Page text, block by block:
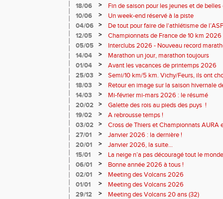
18/06 >
Fin de saison pour les jeunes et de
10/06
>
Un week-end réservé à la piste
04/06
>
De tout pour faire de l'athlétisme de
monde souriant
12/05 >
Championnats de France de 10 km
Soirées piste
05/05 >
Interclubs 2026 - Nouveau record
résultats
14/04 >
Marathon un jour, marathon toujours
01/04
>
Avant les vacances de printemps 2026
25/03
>
Semi/10 km/5 km. Vichy/Feurs, ils ont
18/03
>
Retour en image sur la saison hivernale
14/03
>
Mi-février mi-mars 2026 : le résumé
20/02
>
Galette des rois au pieds des puys !
19/02
>
A rebrousse temps !
03/02
>
Cross de Thiers et Championnats AURA
27/01
>
Janvier 2026 : la dernière !
20/01
>
Janvier 2026, la suite...
15/01
>
La neige n’a pas découragé tout le
06/01
>
Bonne année 2026 à tous !
02/01
>
Meeting des Volcans 2026
01/01
>
Meeting des Volcans 2026
29/12
> Meeting des Volcans 20 ans (32)